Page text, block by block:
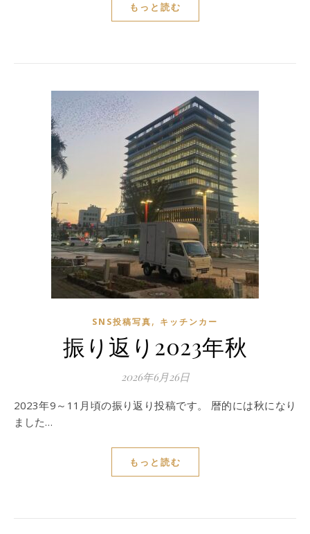
もっと読む
SNS投稿写真, キッチンカー
振り返り2023年秋
2026年6月26日
2023年9～11月頃の振り返り投稿です。 暦的には秋になり
ました…
もっと読む